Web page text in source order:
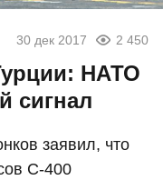
30 дек 2017 2 450
НАТО
сигнал
заявил, что
С-400